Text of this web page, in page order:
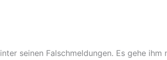
seinen Falschmeldungen. Es gehe